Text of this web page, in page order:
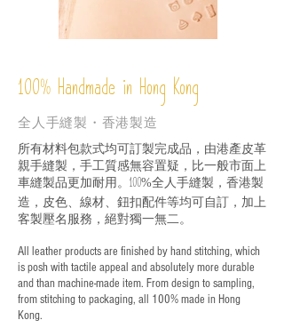
100% Handmade in Hong Kong
全人手縫製・香港製造
所有材料包款式均可訂製完成品，由港產皮革
親手縫製，手工質感無容置疑，比一般市面上
車縫製品更加耐用。 100%全人手縫製，香港製
造，皮色、線材、鈕扣配件等均可自訂，加上
客製壓名服務，絕對獨一無二。
All leather products are finished by hand stitching, which
is posh with tactile appeal and absolutely more durable
and than machine-made item. From design to sampling,
from stitching to packaging, all 100% made in Hong
Kong.